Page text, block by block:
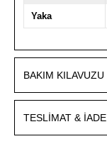
Yaka
BAKIM KILAVUZU
TESLIMAT & İADE